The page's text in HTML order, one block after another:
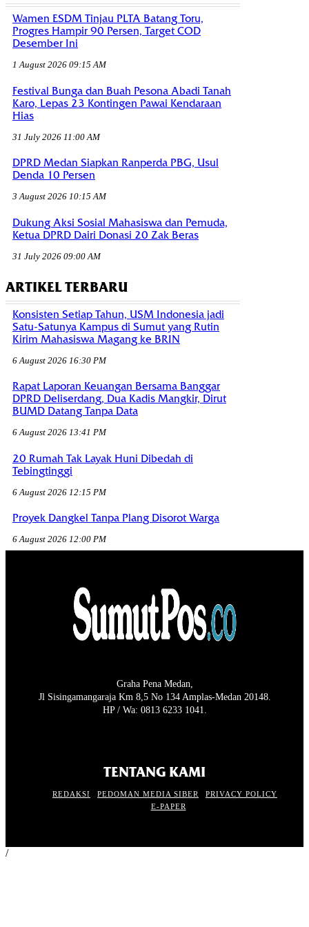
Wamen ESDM Tinjau PLTA Batang Toru,
Progres Hampir 90 Persen, Target COD
Desember Ini
1 August 2026 09:15 AM
Festival Bunga dan Buah Pesona Abadi Tanah
Karo, Lepas 23 Kontingen Pawai Kendaraan
Hias
31 July 2026 11:00 AM
DPRD Medan Siapkan Ranperda PBG, Usul
Denda 10 Persen
3 August 2026 10:15 AM
Dukung Aksi Sosial Mahasiswa dan Pemuda,
Ketua DPRD Dairi Donasi 20 Zak Beras
31 July 2026 09:00 AM
ARTIKEL TERBARU
Konsisten Setiap Tahun, USM Indonesia jadi
Satu-Satunya Kampus di Sumut yang Rutin
Kirim Mahasiswa Magang ke BRIN
6 August 2026 16:30 PM
Rapat Laporan Keuangan Bersama Banggar
DPRD Deliserdang, Dua Kadis Mangkir, Dirut
BUMD Datang Tanpa Data
6 August 2026 13:41 PM
20 Rumah Tak Layak Huni Dibedah di
Tebingtinggi
6 August 2026 12:15 PM
Proyek Dangkel Tanpa Plang Disorot Warga
6 August 2026 12:00 PM
Graha Pena Medan,
Jl Sisingamangaraja Km 8,5 No 134 Amplas-Medan 20148.
HP / Wa: 0813 6233 1041.
TENTANG KAMI
REDAKSI PEDOMAN MEDIA SIBER
PRIVACY POLICY
E-PAPER
/